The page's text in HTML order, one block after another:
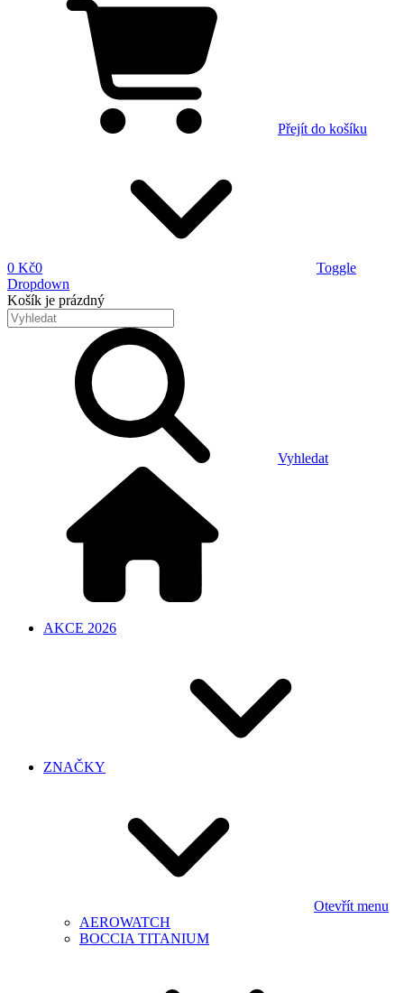
Přejít do košíku
0 Kč0
Toggle
Dropdown
Košík je prázdný
Vyhledat
AKCE 2026
ZNAČKY
Otevřít menu
AEROWATCH
BOCCIA TITANIUM